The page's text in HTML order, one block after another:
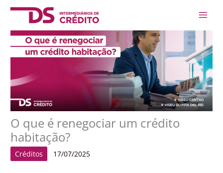
Skip
Main
O que é renegociar um crédito
habitação?
Créditos 17/07/2025